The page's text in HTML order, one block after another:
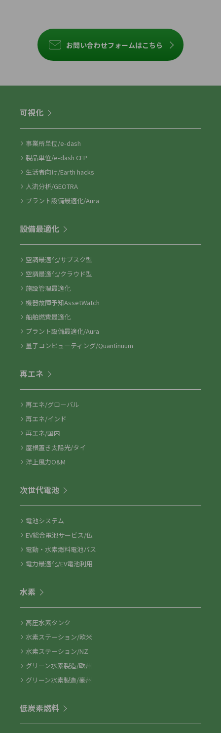
お問い合わせフォームはこちら
可視化
事業所単位/e-dash
製品単位/e-dash CFP
生活者向け/Earth hacks
人流分析/GEOTRA
プラント設備最適化/Aura
設備最適化
空調最適化/サブスク型
空調最適化/クラウド型
施設管理最適化
機器故障予知AssetWatch
船舶燃費最適化
プラント設備最適化/Aura
量子コンピューティング/Quantinuum
再エネ
再エネ/グローバル
再エネ/インド
再エネ/国内
屋根置き太陽光/タイ
洋上風力O&M
次世代電池
電池システム
EV総合電池サービス/仏
電動・水素燃料電池バス
電力最適化/EV電池利用
水素
高圧水素タンク
水素ステーション/欧米
水素ステーション/NZ
グリーン水素製造/欧州
グリーン水素製造/豪州
低炭素燃料